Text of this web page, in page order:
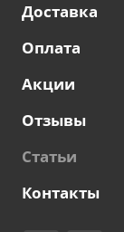
Доставка
Оплата
Акции
Отзывы
Статьи
Контакты